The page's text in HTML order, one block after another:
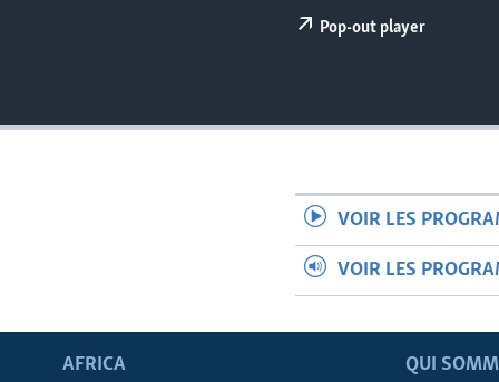
Pop-out player
VOIR LES
VOIR LES
AFRICA QUI